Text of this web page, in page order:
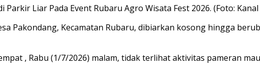
Parkir Liar Pada Event Rubaru Agro Wisata Fest 2026. (Foto:
Pakondang, Kecamatan Rubaru, dibiarkan kosong hingga
, Rabu (1/7/2026) malam, tidak terlihat aktivitas pameran